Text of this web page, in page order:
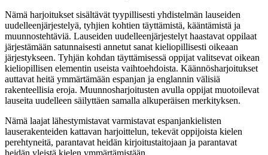
Nämä harjoitukset sisältävät tyypillisesti yhdistelmän lauseiden
uudelleenjärjestelyä, tyhjien kohtien täyttämistä, kääntämistä ja
muunnostehtäviä. Lauseiden uudelleenjärjestelyt haastavat oppilaat
järjestämään satunnaisesti annetut sanat kieliopillisesti oikeaan
järjestykseen. Tyhjän kohdan täyttämisessä oppijat valitsevat oikean
kieliopillisen elementin useista vaihtoehdoista. Käännösharjoitukset
auttavat heitä ymmärtämään espanjan ja englannin välisiä
rakenteellisia eroja. Muunnosharjoitusten avulla oppijat muotoilevat
lauseita uudelleen säilyttäen samalla alkuperäisen merkityksen.
Nämä laajat lähestymistavat varmistavat espanjankielisten
lauserakenteiden kattavan harjoittelun, tekevät oppijoista kielen
perehtyneitä, parantavat heidän kirjoitustaitojaan ja parantavat
heidän yleistä kielen ymmärtämistään.